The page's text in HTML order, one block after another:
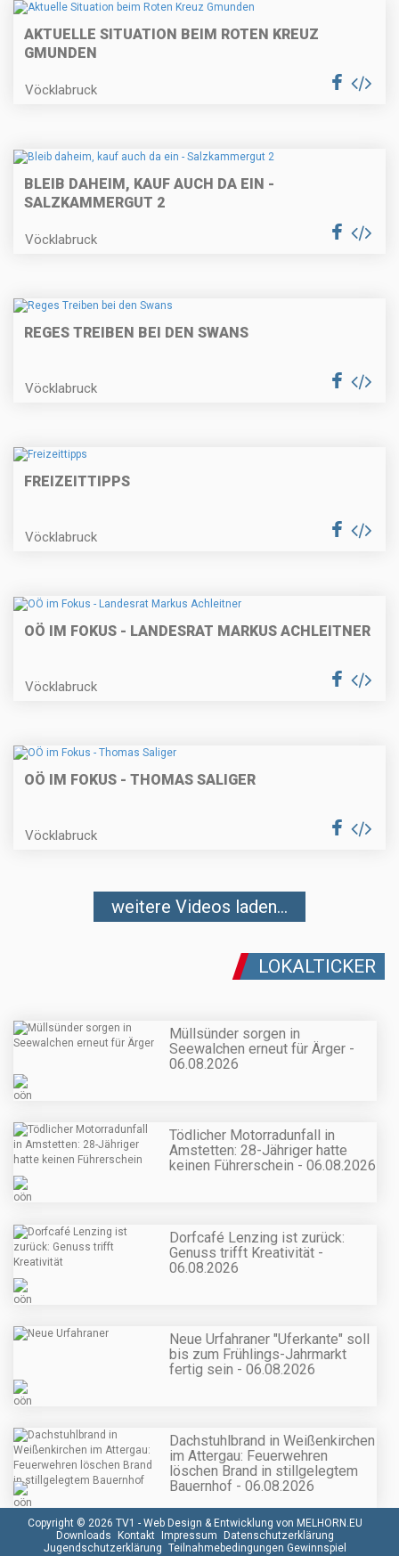
AKTUELLE SITUATION BEIM ROTEN KREUZ
GMUNDEN
Vöcklabruck
BLEIB DAHEIM, KAUF AUCH DA EIN -
SALZKAMMERGUT 2
Vöcklabruck
REGES TREIBEN BEI DEN SWANS
Vöcklabruck
FREIZEITTIPPS
Vöcklabruck
OÖ IM FOKUS - LANDESRAT MARKUS ACHLEITNER
Vöcklabruck
OÖ IM FOKUS - THOMAS SALIGER
Vöcklabruck
weitere Videos laden...
LOKALTICKER
Müllsünder sorgen in
Seewalchen erneut für Ärger -
06.08.2026
Tödlicher Motorradunfall in
Amstetten: 28-Jähriger hatte
keinen Führerschein - 06.08.2026
Dorfcafé Lenzing ist zurück:
Genuss trifft Kreativität -
06.08.2026
Neue Urfahraner "Uferkante" soll
bis zum Frühlings-Jahrmarkt
fertig sein - 06.08.2026
Dachstuhlbrand in Weißenkirchen
im Attergau: Feuerwehren
löschen Brand in stillgelegtem
Bauernhof - 06.08.2026
Copyright © 2026 TV1 - Web Design & Entwicklung von MELHORN.EU
Downloads
Kontakt Impressum
Datenschutzerklärung
Jugendschutzerklärung Teilnahmebedingungen Gewinnspiel